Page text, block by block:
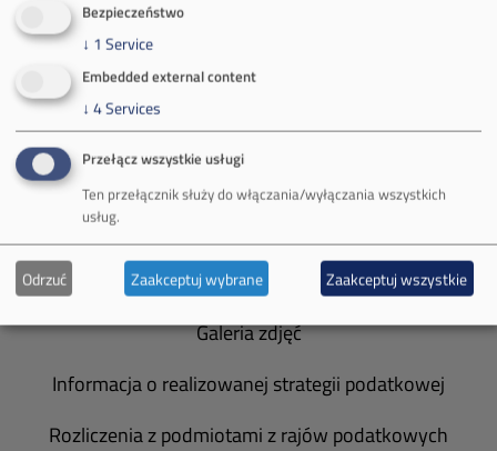
Władze spółki
Spółka Południowy Koncern Węglowy
Zakład Górniczy Sobieski
Galeria zdjęć
Informacja o realizowanej strategii podatkowej
Rozliczenia z podmiotami z rajów podatkowych
Bezpieczeństwo
↓ 1 Service
Embedded external content
↓ 4Services
Przełącz wszystkie usługi
Ten przełącznik służy do włączania/wyłączania wszystkich
usług.
Odrzuć Zaakceptuj wybrane Zaakceptuj wszystkie